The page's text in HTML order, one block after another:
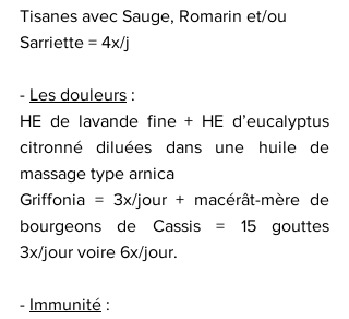
Tisanes avec Sauge, Romarin et/ou
Sarriette = 4x/j
- Les douleurs :
HE de lavande fine + HE d’eucalyptus
citronné diluées dans une huile de
massage type arnica
Griffonia = 3x/jour + macérât-mère de
bourgeons de Cassis = 15 gouttes
3x/jour voire 6x/jour.
- Immunité :